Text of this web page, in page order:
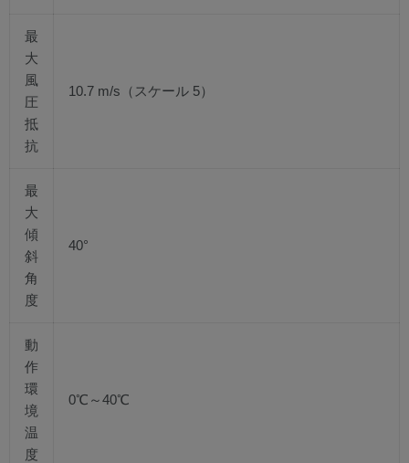
最
大
風
圧
抵
抗
10.7 m/s（スケール 5）
最
大
傾
斜
角
度
40°
動
作
環
境
温
度
0℃～40℃